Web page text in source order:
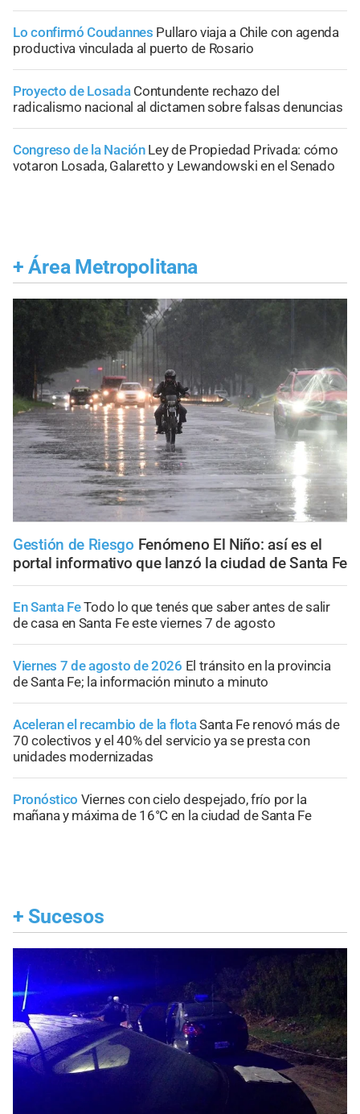
Lo confirmó Coudannes Pullaro viaja a Chile con agenda
productiva vinculada al puerto de Rosario
Proyecto de Losada Contundente rechazo del
radicalismo nacional al dictamen sobre falsas denuncias
Congreso de la Nación Ley de Propiedad Privada: cómo
votaron Losada, Galaretto y Lewandowski en el Senado
+ Área Metropolitana
Gestión de Riesgo Fenómeno El Niño: así es el
portal informativo que lanzó la ciudad de Santa Fe
En Santa FeTodo lo que tenés que saber antes de salir
de casa en Santa Fe este viernes 7 de agosto
Viernes 7 de agosto de 2026 El tránsito en la provincia
de Santa Fe; la información minuto a minuto
Aceleran el recambio de la flotaSanta Fe renovó más de
70 colectivos y el 40% del servicio ya se presta con
unidades modernizadas
Pronóstico Viernes con cielo despejado, frío por la
mañana y máxima de 16°C en la ciudad de Santa Fe
+ Sucesos